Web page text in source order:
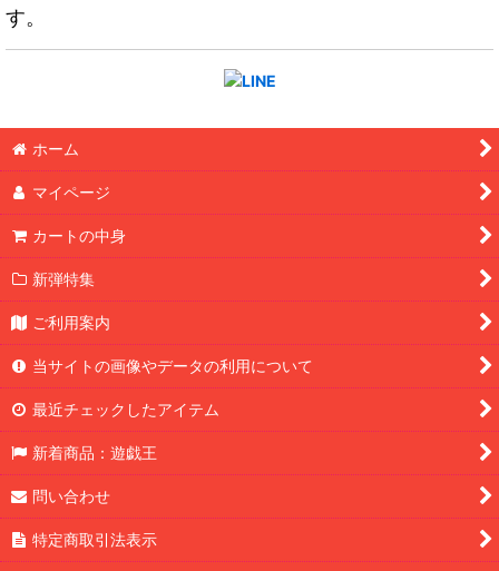
す。
ホーム
マイページ
カートの中身
新弾特集
ご利用案内
当サイトの画像やデータの利用について
最近チェックしたアイテム
新着商品：遊戯王
問い合わせ
特定商取引法表示